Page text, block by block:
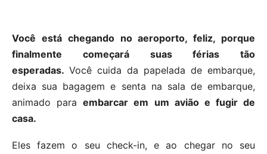
Você está chegando no aeroporto, feliz, porque
finalmente começará suas férias tão
esperadas. Você cuida da papelada de embarque,
deixa sua bagagem e senta na sala de embarque,
animado paraembarcar em um avião e fugir de
casa.
Eles fazem o seu check-in, e ao chegar no seu